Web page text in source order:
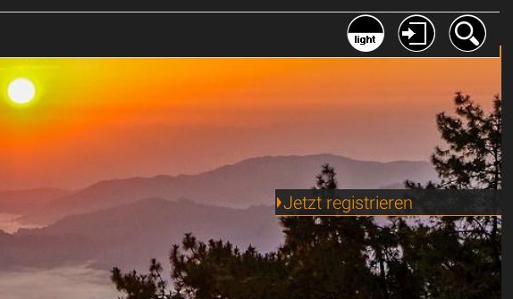
Jetzt registrieren